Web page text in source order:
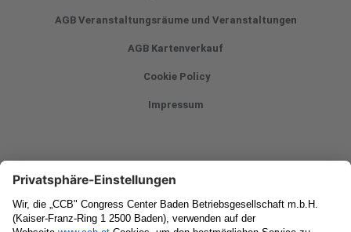
AGB Veranstaltungsräume und Veranstaltungen
AGB Kartenverkauf
Cookie Policy
Impressum
Newsletter
Vorname